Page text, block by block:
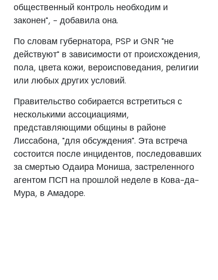
общественный контроль необходим и
законен", - добавила она.
По словам губернатора, PSP и GNR "не
действуют" в зависимости от происхождения,
пола, цвета кожи, вероисповедания, религии
или любых других условий.
Правительство собирается встретиться с
несколькими ассоциациями,
представляющими общины в районе
Лиссабона, "для обсуждения". Эта встреча
состоится после инцидентов, последовавших
за смертью Одаира Мониша, застреленного
агентом ПСП на прошлой неделе в Кова-да-
Мура, в Амадоре.